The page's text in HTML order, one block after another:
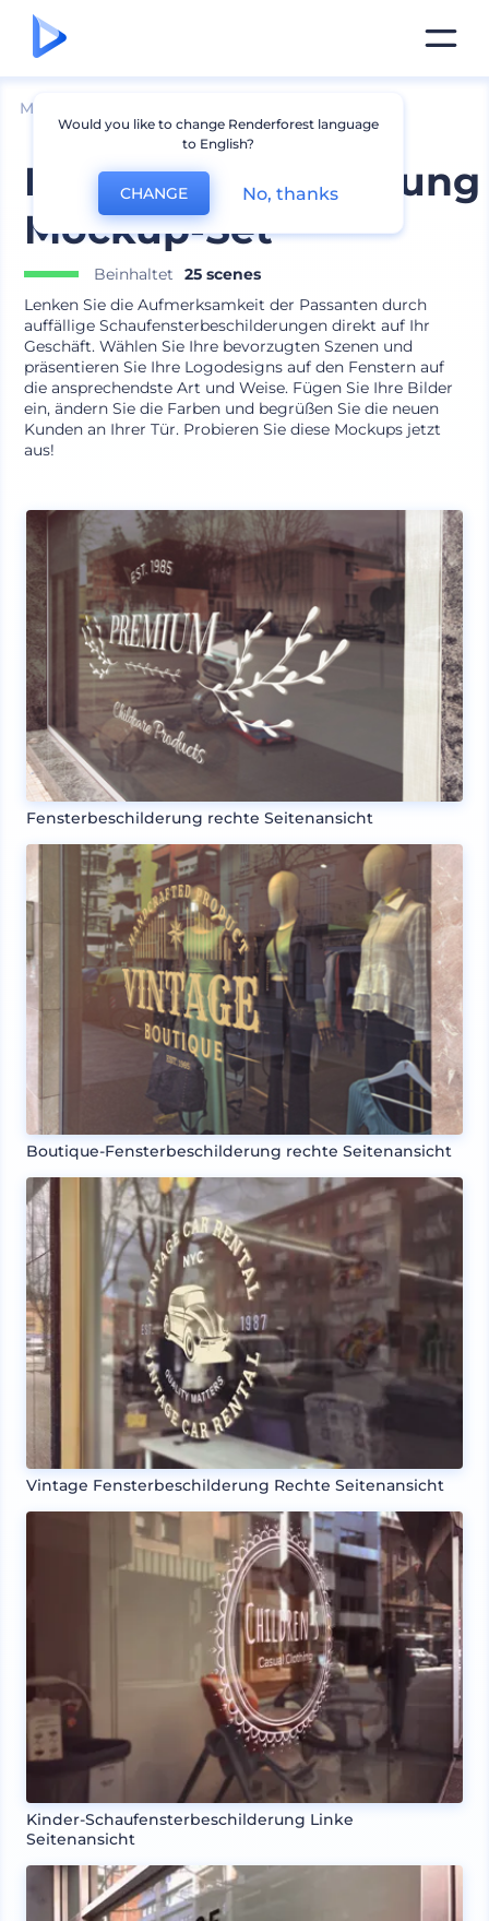
Mockups
Fensterbeschilderung
Mockup-Set
Beinhaltet
25 scenes
Lenken Sie die Aufmerksamkeit der Passanten durch
auffällige Schaufensterbeschilderungen direkt auf Ihr
Geschäft. Wählen Sie Ihre bevorzugten Szenen und
präsentieren Sie Ihre Logodesigns auf den Fenstern auf
die ansprechendste Art und Weise. Fügen Sie Ihre Bilder
ein, ändern Sie die Farben und begrüßen Sie die neuen
Kunden an Ihrer Tür. Probieren Sie diese Mockups jetzt
aus!
Fensterbeschilderung rechte Seitenansicht
Boutique-Fensterbeschilderung rechte Seitenansicht
Vintage Fensterbeschilderung Rechte Seitenansicht
Kinder-Schaufensterbeschilderung Linke
Seitenansicht
Would you like to change Renderforest language
to English?
CHANGE No, thanks